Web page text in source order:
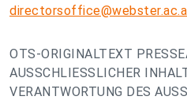
OTS-ORIGINALTEXT
AUSSCHLIESSLICHER
VERANTWORTUNG DES